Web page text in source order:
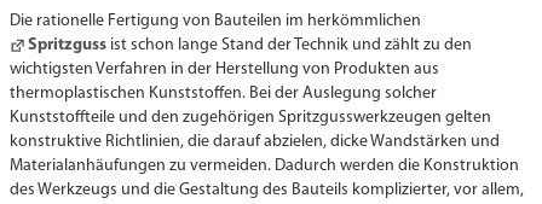
Die rationelle Fertigung von Bauteilen im herkömmlichen
Spritzgussist schon lange Stand der Technik und zählt zu den
wichtigsten Verfahren in der Herstellung von Produkten aus
thermoplastischen Kunststoffen. Bei der Auslegung solcher
Kunststoffteile und den zugehörigen Spritzgusswerkzeugen gelten
konstruktive Richtlinien, die darauf abzielen, dicke Wandstärken und
Materialanhäufungen zu vermeiden. Dadurch werden die Konstruktion
des Werkzeugs und die Gestaltung des Bauteils komplizierter, vor allem,